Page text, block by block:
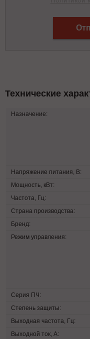
Технические
Назначение:
Напряжение питания, В:
Мощность, кВт:
Частота, Гц:
Страна производства:
Бренд:
Режим управления:
Серия ПЧ:
Степень защиты:
Выходная частота, Гц:
Выходной ток, А: